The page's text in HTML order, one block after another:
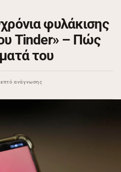
φυλάκισης
Tinder» – Πώς
του
ανάγνωσης